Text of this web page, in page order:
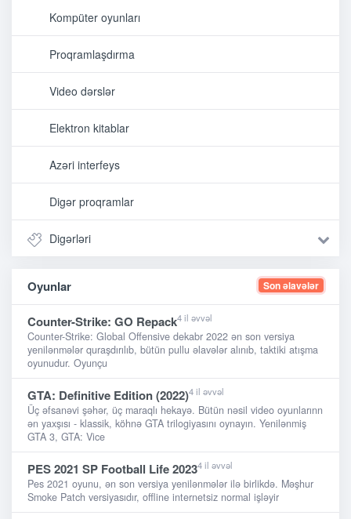
Kompüter oyunları
Proqramlaşdırma
Video dərslər
Elektron kitablar
Azəri interfeys
Digər proqramlar
Digərləri
Oyunlar Son əlavələr
Counter-Strike: GO Repack4 il əvvəl
Counter-Strike: Global Offensive dekabr 2022 ən son versiya
yenilənmələr quraşdırılıb, bütün pullu əlavələr alınıb, taktiki atışma
oyunudur. Oyunçu
GTA: Definitive Edition (2022)4 il əvvəl
Üç əfsanəvi şəhər, üç maraqlı hekayə. Bütün nəsil video oyunlarınn
ən yaxşısı - klassik, köhnə GTA trilogiyasını oynayın. Yenilənmiş
GTA 3, GTA: Vice
PES 2021 SP Football Life 20234 il əvvəl
Pes 2021 oyunu, ən son versiya yenilənmələr ilə birlikdə. Məşhur
Smoke Patch versiyasıdır, offline internetsiz normal işləyir